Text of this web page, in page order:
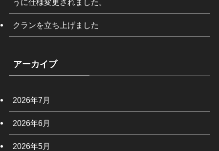
うに仕様変更されました。
クランを立ち上げました
アーカイブ
2026年7月
2026年6月
2026年5月